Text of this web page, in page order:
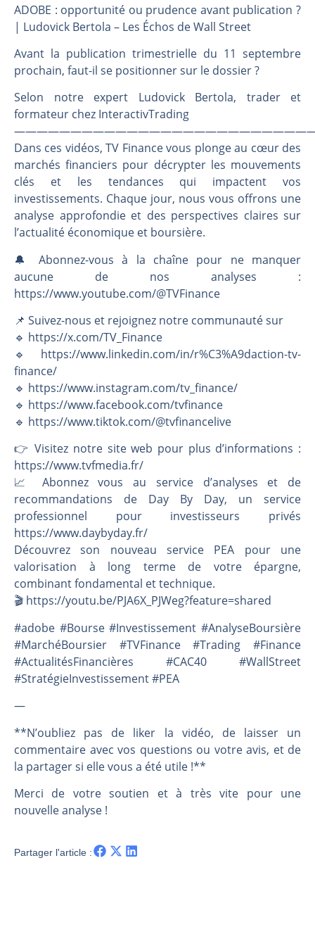
ADOBE : opportunité ou prudence avant publication ?
| Ludovick Bertola – Les Échos de Wall Street
Avant la publication trimestrielle du 11 septembre
prochain, faut-il se positionner sur le dossier ?
Selon notre expert Ludovick Bertola, trader et
formateur chez InteractivTrading
Dans ces vidéos, TV Finance vous plonge au cœur des
marchés financiers pour décrypter les mouvements
clés et les tendances qui impactent vos
investissements. Chaque jour, nous vous offrons une
analyse approfondie et des perspectives claires sur
l’actualité économique et boursière.
🔔 Abonnez-vous à la chaîne pour ne manquer
aucune de nos analyses :
https://www.youtube.com/@TVFinance
📌 Suivez-nous et rejoignez notre communauté sur
🔹 https://x.com/TV_Finance
🔹 https://www.linkedin.com/in/r%C3%A9daction-tv-
finance/
🔹 https://www.instagram.com/tv_finance/
🔹 https://www.facebook.com/tvfinance
🔹 https://www.tiktok.com/@tvfinancelive
👉️ Visitez notre site web pour plus d’informations :
https://www.tvfmedia.fr/
📈 Abonnez vous au service d’analyses et de
recommandations de Day By Day, un service
professionnel pour investisseurs privés
https://www.daybyday.fr/
Découvrez son nouveau service PEA pour une
valorisation à long terme de votre épargne,
combinant fondamental et technique.
🎬️ https://youtu.be/PJA6X_PJWeg?feature=shared
#adobe #Bourse #Investissement #AnalyseBoursière
#MarchéBoursier #TVFinance #Trading #Finance
#ActualitésFinancières #CAC40 #WallStreet
#StratégieInvestissement #PEA
—
**N’oubliez pas de liker la vidéo, de laisser un
commentaire avec vos questions ou votre avis, et de
la partager si elle vous a été utile !**
Merci de votre soutien et à très vite pour une
nouvelle analyse !
Partager l'article :